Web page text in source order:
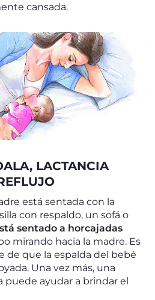
cansada.
LACTANCIA
está sentada con la
con respaldo, un sofá o
sentado a horcajadas
mirando hacia la madre. Es
de que la espalda del bebé
Una vez más, una
puede ayudar a brindar el